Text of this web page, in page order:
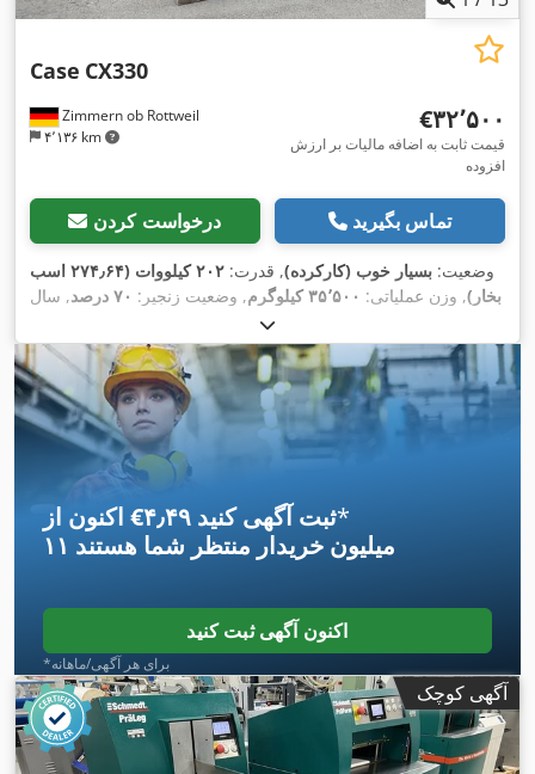
Zimmern ob Rottweil
۴٬۱۳۶ km
Case CX330
‎€۳۲٬۵۰۰
قیمت ثابت به اضافه مالیات بر ارزش
افزوده
درخواست کردن تماس بگیرید
وضعیت: بسیار خوب (کارکرده), قدرت:
۲۰۲ کیلووات (۲۷۴٫۶۴ اسب
بخار), وزن عملیاتی: ۳۵٬۵۰۰ کیلوگرم , وضعیت زنجیر: ۷۰ درصد
, سال
ساخت:
اکنون از ‎€۴٫۴۹ ثبت آگهی کنید*
۱۱ میلیون خریدار منتظر شما هستند
اکنون آگهی ثبت کنید
*برای هر آگهی/ماهانه
آگهی کوچک